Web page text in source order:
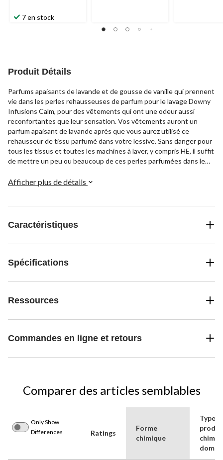
7 en stock
Produit Détails
Parfums apaisants de lavande et de gousse de vanille qui prennent
vie dans les perles rehausseuses de parfum pour le lavage Downy
Infusions Calm, pour des vêtements qui ont une odeur aussi
reconfortantes que leur sensation. Vos vêtements auront un
parfum apaisant de lavande après que vous aurez utilisé ce
rehausseur de tissu parfumé dans votre lessive. Sans danger pour
tous les tissus et toutes les machines à laver, y compris HE, il suffit
de mettre un peu ou beaucoup de ces perles parfumées dans le
d'ajouter vos vêtements. Pour des arômes encore plus
Afficher plus de détails
Caractéristiques
Spécifications
Ressources
Commandes en ligne et retours
Comparer des articles semblables
Only Show
Differences
Ratings
Forme
chimique
Type